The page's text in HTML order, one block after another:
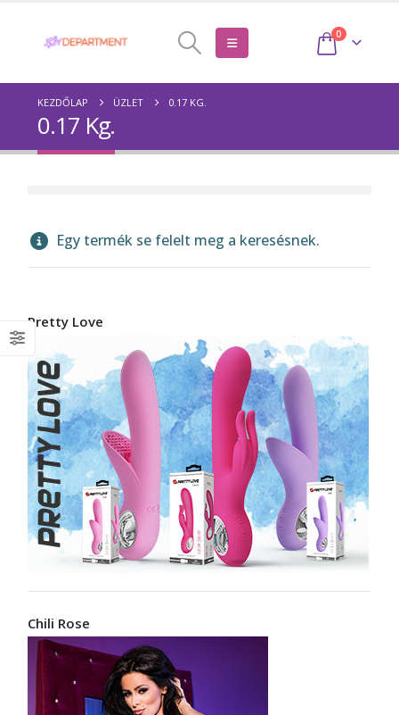
0
KEZDŐLAP ÜZLET 0.17 KG.
0.17 Kg.
Egy termék se felelt meg a keresésnek.
Pretty Love
Chili Rose